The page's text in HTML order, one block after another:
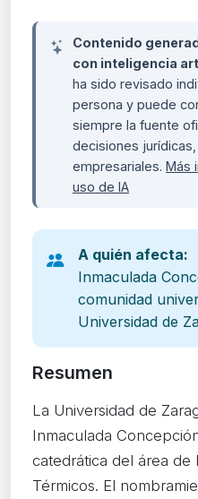
Contenido
con inteligencia
ha sido revisado
persona y puede
siempre la fuente
decisiones
empresariales. Más
uso de IA
A quién afecta:
Inmaculada
comunidad
Universidad de
Resumen
La Universidad de
Inmaculada
catedrática del área de
Térmicos. El